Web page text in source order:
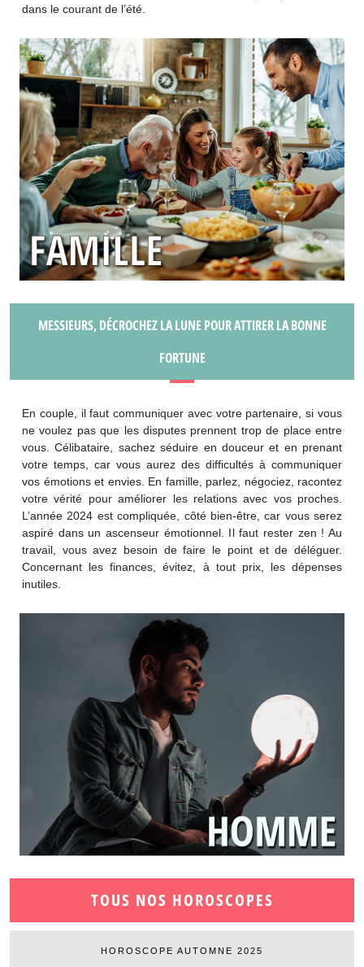
TOUS NOS HOROSCOPES
HOROSCOPE AUTOMNE 2025
dans le courant de l’été.
MESSIEURS, DÉCROCHEZ LA LUNE POUR ATTIRER LA BONNE
FORTUNE
En couple, il faut communiquer avec votre partenaire, si vous
ne voulez pas que les disputes prennent trop de place entre
vous. Célibataire, sachez séduire en douceur et en prenant
votre temps, car vous aurez des difficultés à communiquer
vos émotions et envies. En famille, parlez, négociez, racontez
votre vérité pour améliorer les relations avec vos proches.
L’année 2024 est compliquée, côté bien-être, car vous serez
aspiré dans un ascenseur émotionnel. Il faut rester zen ! Au
travail, vous avez besoin de faire le point et de déléguer.
Concernant les finances, évitez, à tout prix, les dépenses
inutiles.